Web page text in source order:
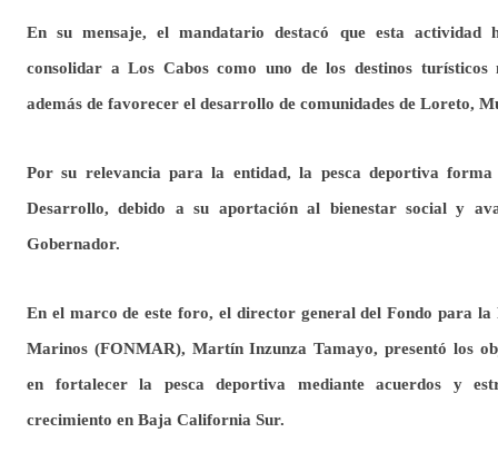
En su mensaje, el mandatario destacó que esta actividad
consolidar a Los Cabos como uno de los destinos turísticos
además de favorecer el desarrollo de comunidades de Loreto,
Por su relevancia para la entidad, la pesca deportiva
Desarrollo, debido a su aportación al bienestar social y
Gobernador.
En el marco de este foro, el director general del Fondo para la
Marinos (FONMAR), Martín Inzunza Tamayo, presentó los
en fortalecer la pesca deportiva mediante acuerdos y
crecimiento en Baja California Sur.